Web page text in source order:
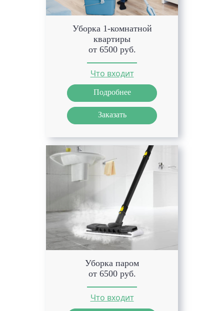
Уборка 1-комнатной
квартиры
от 6500 руб.
Что входит
Подробнее
Заказать
Уборка паром
от 6500 руб.
Что входит